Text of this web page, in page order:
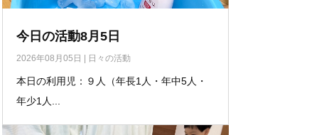
今日の活動8月5日
2026年08月05日 日々の活動
本日の利用児：９人（年長1人・年中5人・
年少1人...